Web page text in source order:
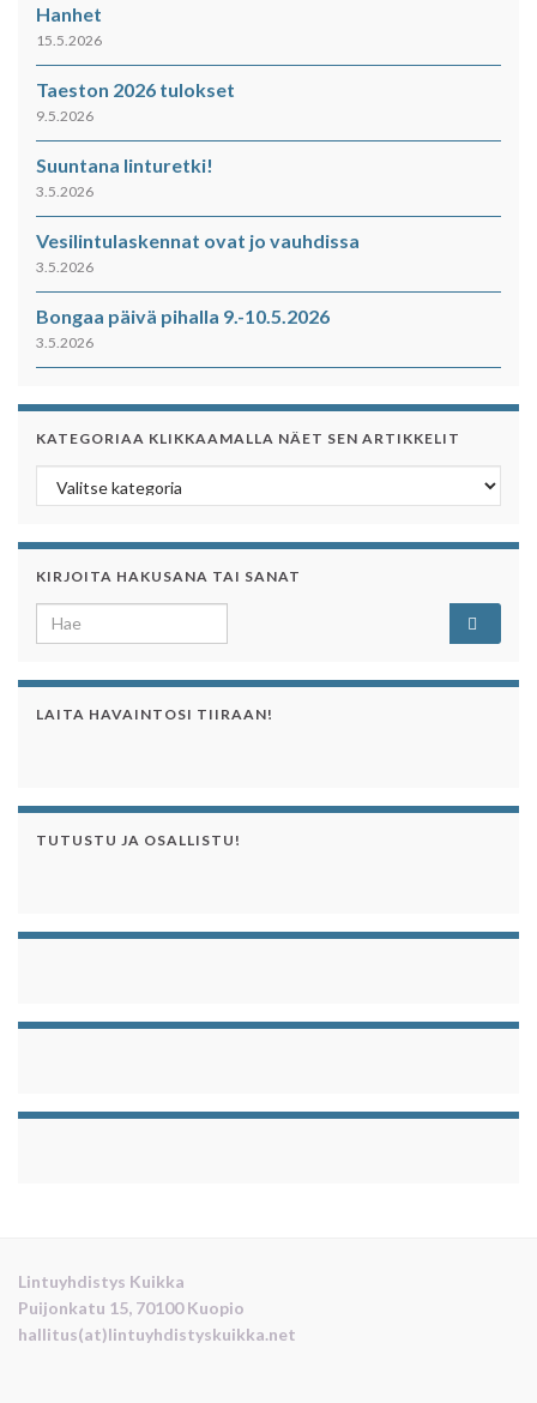
Hanhet
15.5.2026
Taeston 2026 tulokset
9.5.2026
Suuntana linturetki!
3.5.2026
Vesilintulaskennat ovat jo vauhdissa
3.5.2026
Bongaa päivä pihalla 9.-10.5.2026
3.5.2026
KATEGORIAA KLIKKAAMALLA NÄET SEN ARTIKKELIT
Kategoriaa klikkaamalla näet sen artikkelit
KIRJOITA HAKUSANA TAI SANAT
Search for:
LAITA HAVAINTOSI TIIRAAN!
TUTUSTU JA OSALLISTU!
Lintuyhdistys Kuikka
Puijonkatu 15, 70100 Kuopio
hallitus(at)lintuyhdistyskuikka.net